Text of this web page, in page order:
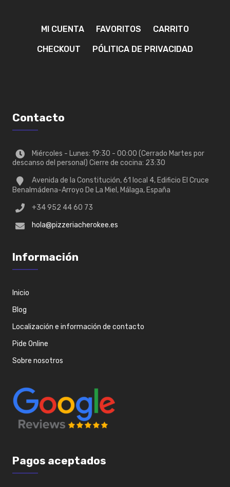
MI CUENTA FAVORITOS CARRITO
CHECKOUT PÓLITICA DE PRIVACIDAD
Contacto
Miércoles - Lunes: 19:30 - 00:00 (Cerrado Martes por
descanso del personal) Cierre de cocina: 23:30
Avenida de la Constitución, 61 local 4, Edificio El Cruce
Benalmádena-Arroyo De La Miel, Málaga, España
+34 952 44 60 73
hola@pizzeriacherokee.es
Información
Inicio
Blog
Localización e información de contacto
Pide Online
Sobre nosotros
Pagos aceptados